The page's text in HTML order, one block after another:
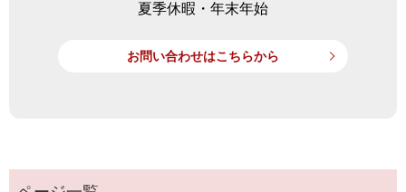
夏季休暇・年末年始
お問い合わせはこちらから